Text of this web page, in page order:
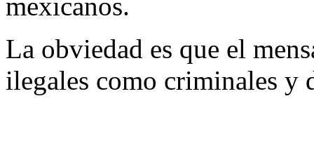
mexicanos.
La obviedad es que el
ilegales como criminales y